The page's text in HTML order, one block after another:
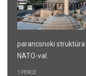
parancsnoki
NATO-val.
1 PERCE